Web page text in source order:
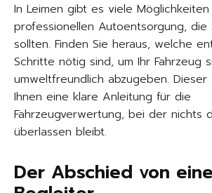
In Leimen gibt es viele
professionellen Autoentsorgung, die
sollten. Finden Sie heraus, welche
Schritte nötig sind, um Ihr Fahrzeug
umweltfreundlich abzugeben.
Ihnen eine klare Anleitung für die
Fahrzeugverwertung, bei der nichts
überlassen bleibt.
Der Abschied von